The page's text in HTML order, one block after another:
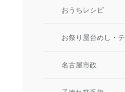
おうちレシピ
お祭り屋台めし・
名古屋市政